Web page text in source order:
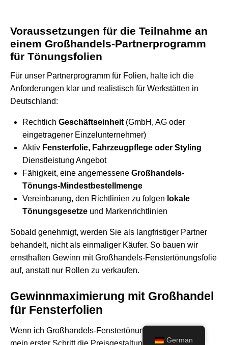
Voraussetzungen für die Teilnahme an
einem Großhandels-Partnerprogramm
für Tönungsfolien
Für unser Partnerprogramm für Folien, halte ich die
Anforderungen klar und realistisch für Werkstätten in
Deutschland:
Rechtlich Geschäftseinheit (GmbH, AG oder
eingetragener Einzelunternehmer)
Aktiv Fensterfolie, Fahrzeugpflege oder Styling
Dienstleistung Angebot
Fähigkeit, eine angemessene Großhandels-
Tönungs-Mindestbestellmenge
Vereinbarung, den Richtlinien zu folgen lokale
Tönungsgesetze und Markenrichtlinien
Sobald genehmigt, werden Sie als langfristiger Partner
behandelt, nicht als einmaliger Käufer. So bauen wir
ernsthaften Gewinn mit Großhandels-Fenstertönungsfolie
auf, anstatt nur Rollen zu verkaufen.
Gewinnmaximierung mit Großhandel
für Fensterfolien
Wenn ich Großhandels-Fenstertönungsfolie kaufe, ist
mein erster Schritt die Preisgestaltung. Ich arbeite
German